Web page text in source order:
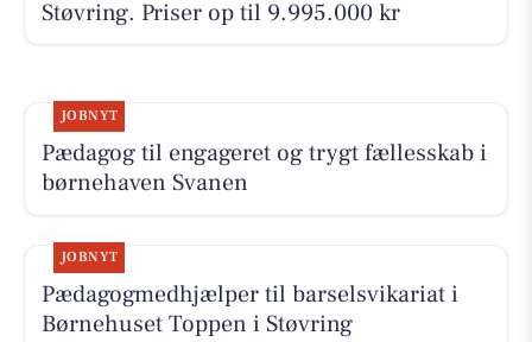
Støvring. Priser op til 9.995.000 kr
JOBNYT
Pædagog til engageret og trygt fællesskab i
børnehaven Svanen
JOBNYT
Pædagogmedhjælper til barselsvikariat i
Børnehuset Toppen i Støvring